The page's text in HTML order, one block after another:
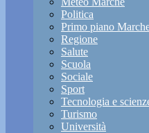
Politica
Primo piano
Regione
Salute
Scuola
Sociale
Sport
Tecnologia e
Turismo
Università